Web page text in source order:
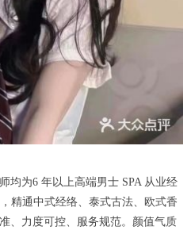
为6 年以上高端男士 SPA 从业经
精通中式经络、泰式古法、欧式香
、力度可控、服务规范。颜值气质